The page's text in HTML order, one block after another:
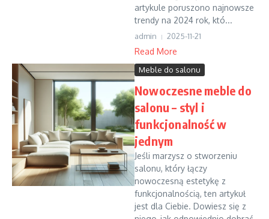
artykule poruszono najnowsze
trendy na 2024 rok, któ...
admin 2025-11-21
Read More
Meble do salonu
Nowoczesne meble do
salonu – styl i
funkcjonalność w
jednym
Jeśli marzysz o stworzeniu
salonu, który łączy
nowoczesną estetykę z
funkcjonalnością, ten artykuł
jest dla Ciebie. Dowiesz się z